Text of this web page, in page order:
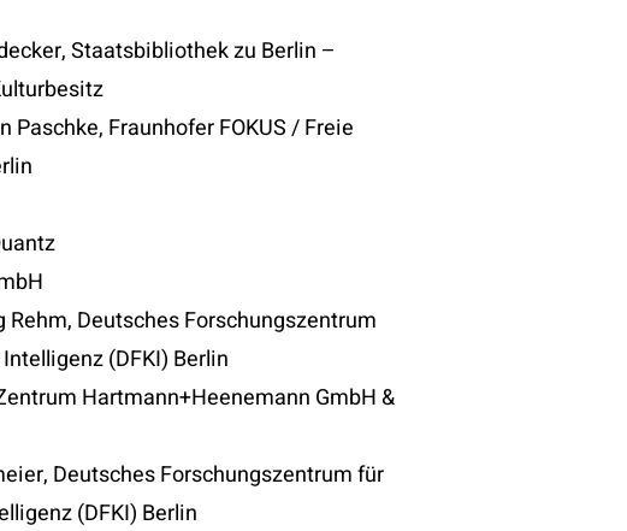
Staatsbibliothek zu Berlin –
Paschke, Fraunhofer FOKUS / Freie
Rehm, Deutsches Forschungszentrum
(DFKI) Berlin
Hartmann+Heenemann GmbH &
Deutsches Forschungszentrum für
(DFKI) Berlin